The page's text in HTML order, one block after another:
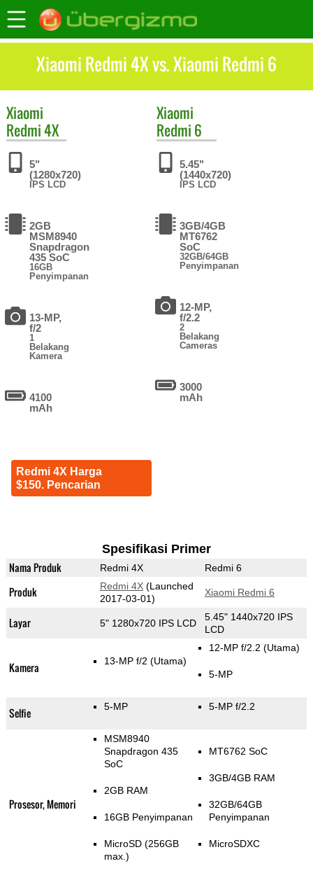
Xiaomi Redmi 4X vs. Xiaomi Redmi 6
Xiaomi
Redmi 4X
5"
(1280x720)
IPS LCD
2GB
MSM8940
Snapdragon
435 SoC
16GB
Penyimpanan
13-MP,
f/2
1
Belakang
Kamera
4100
mAh
Redmi 4X Harga
$150. Pencarian
Xiaomi
Redmi 6
5.45"
(1440x720)
IPS LCD
3GB/4GB
MT6762
SoC
32GB/64GB
Penyimpanan
12-MP,
f/2.2
2
Belakang
Cameras
3000
mAh
Spesifikasi Primer
Nama Produk Redmi 4X Redmi 6
Produk Redmi 4X(Launched
2017-03-01)
Xiaomi Redmi 6
Layar 5" 1280x720 IPS LCD
5.45" 1440x720 IPS
LCD
Kamera 13-MP f/2 (Utama)
12-MP f/2.2 (Utama)
5-MP
Selfie 5-MP 5-MP f/2.2
Prosesor, Memori
MSM8940
Snapdragon 435
SoC
2GB RAM
16GB Penyimpanan
MicroSD (256GB
max.)
MT6762 SoC
3GB/4GB RAM
32GB/64GB
Penyimpanan
MicroSDXC